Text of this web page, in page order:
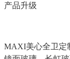
产品升级
MAXI美心全卫定